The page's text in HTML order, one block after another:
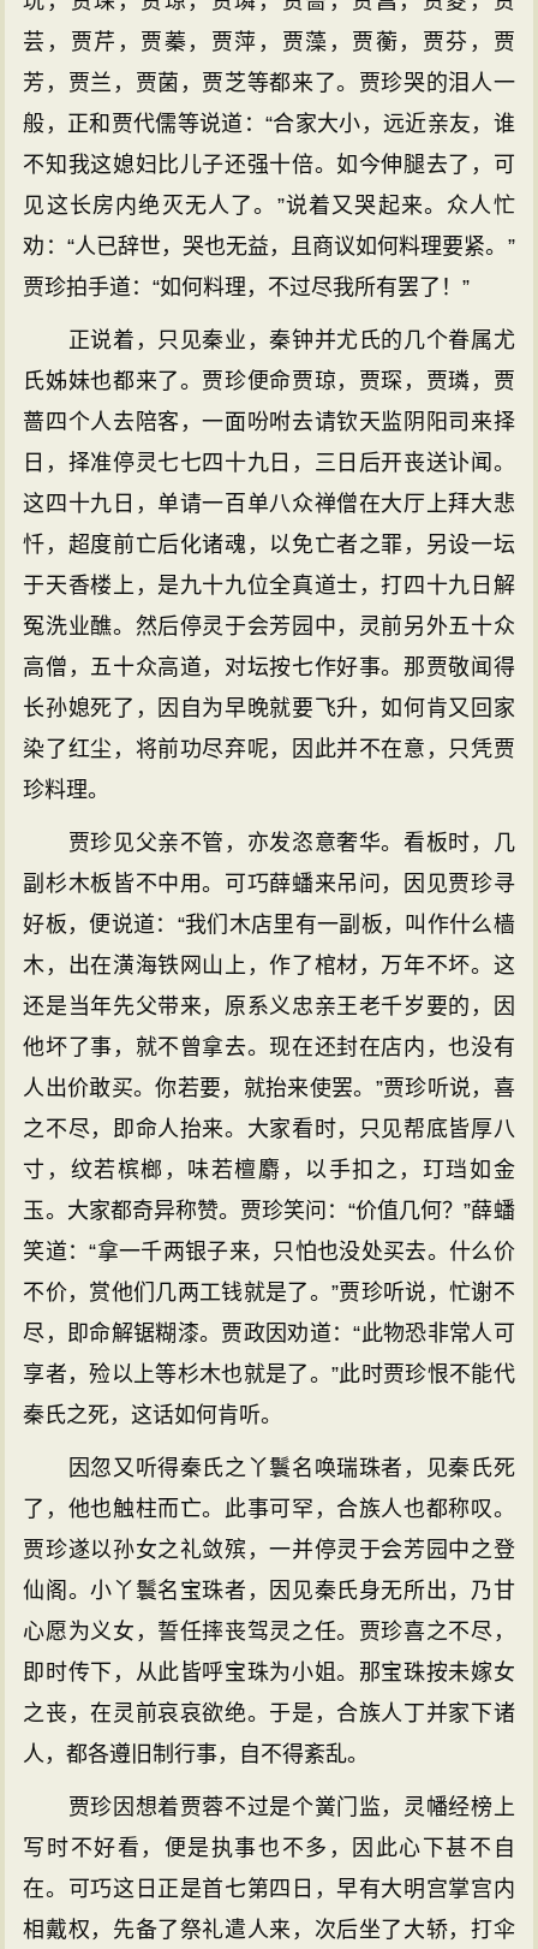
芸，贾芹，贾蓁，贾萍，贾藻，贾蘅，贾芬，贾
芳，贾兰，贾菌，贾芝等都来了。贾珍哭的泪人一
般，正和贾代儒等说道：“合家大小，远近亲友，谁
不知我这媳妇比儿子还强十倍。如今伸腿去了，可
见这长房内绝灭无人了。”说着又哭起来。众人忙
劝：“人已辞世，哭也无益，且商议如何料理要紧。”
贾珍拍手道：“如何料理，不过尽我所有罢了！”
正说着，只见秦业，秦钟并尤氏的几个眷属尤
氏姊妹也都来了。贾珍便命贾琼，贾琛，贾璘，贾
蔷四个人去陪客，一面吩咐去请钦天监阴阳司来择
日，择准停灵七七四十九日，三日后开丧送讣闻。
这四十九日，单请一百单八众禅僧在大厅上拜大悲
忏，超度前亡后化诸魂，以免亡者之罪，另设一坛
于天香楼上，是九十九位全真道士，打四十九日解
冤洗业醮。然后停灵于会芳园中，灵前另外五十众
高僧，五十众高道，对坛按七作好事。那贾敬闻得
长孙媳死了，因自为早晚就要飞升，如何肯又回家
染了红尘，将前功尽弃呢，因此并不在意，只凭贾
珍料理。
贾珍见父亲不管，亦发恣意奢华。看板时，几
副杉木板皆不中用。可巧薛蟠来吊问，因见贾珍寻
好板，便说道：“我们木店里有一副板，叫作什么樯
木，出在潢海铁网山上，作了棺材，万年不坏。这
还是当年先父带来，原系义忠亲王老千岁要的，因
他坏了事，就不曾拿去。现在还封在店内，也没有
人出价敢买。你若要，就抬来使罢。”贾珍听说，喜
之不尽，即命人抬来。大家看时，只见帮底皆厚八
寸，纹若槟榔，味若檀麝，以手扣之，玎珰如金
玉。大家都奇异称赞。贾珍笑问：“价值几何？”薛蟠
笑道：“拿一千两银子来，只怕也没处买去。什么价
不价，赏他们几两工钱就是了。”贾珍听说，忙谢不
尽，即命解锯糊漆。贾政因劝道：“此物恐非常人可
享者，殓以上等杉木也就是了。”此时贾珍恨不能代
秦氏之死，这话如何肯听。
因忽又听得秦氏之丫鬟名唤瑞珠者，见秦氏死
了，他也触柱而亡。此事可罕，合族人也都称叹。
贾珍遂以孙女之礼敛殡，一并停灵于会芳园中之登
仙阁。小丫鬟名宝珠者，因见秦氏身无所出，乃甘
心愿为义女，誓任摔丧驾灵之任。贾珍喜之不尽，
即时传下，从此皆呼宝珠为小姐。那宝珠按未嫁女
之丧，在灵前哀哀欲绝。于是，合族人丁并家下诸
人，都各遵旧制行事，自不得紊乱。
贾珍因想着贾蓉不过是个黉门监，灵幡经榜上
写时不好看，便是执事也不多，因此心下甚不自
在。可巧这日正是首七第四日，早有大明宫掌宫内
相戴权，先备了祭礼遣人来，次后坐了大轿，打伞